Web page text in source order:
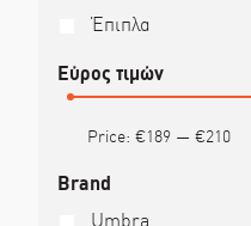
Έπιπλα
Εύρος τιμών
Price: €189— €210
Brand
Umbra